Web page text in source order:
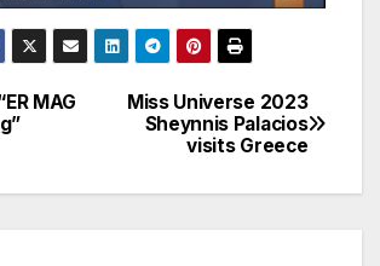
Miss Universe 2023
Sheynnis Palacios
visits Greece
MAG